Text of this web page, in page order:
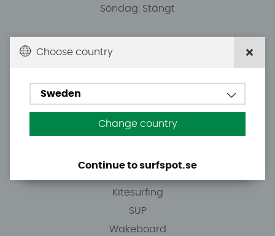
Söndag: Stängt
Du kan hämta ordrar efter överenskommelse från
E-post: info@surfspot.se
Kitesurfing
SUP
Wakeboard
Choose country
Sweden
Change country
Continue to surfspot.se